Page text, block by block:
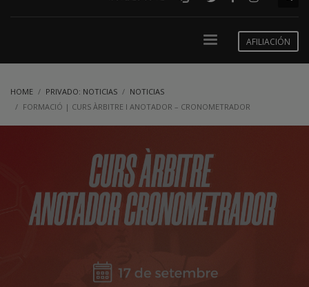
AFILIACIÓN
HOME PRIVADO: NOTICIAS
NOTICIAS
FORMACIÓ | CURS ÀRBITRE I ANOTADOR – CRONOMETRADOR